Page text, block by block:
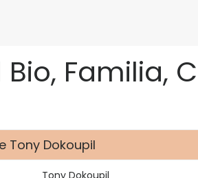
Familia,
Tony Dokoupil
Tony Dokoupil